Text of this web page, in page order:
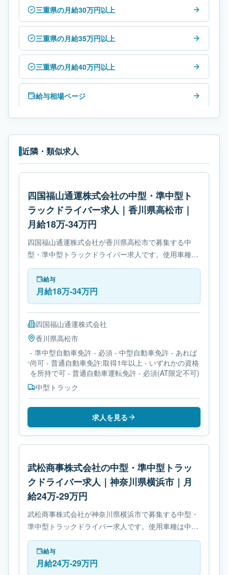
三重県の月給30万円以上
三重県の月給35万円以上
三重県の月給40万円以上
給与相場ページ
近隣・類似求人
四国福山通運株式会社の中型・準中型ト
ラックドライバー求人｜香川県高松市｜
月給18万-34万円
四国福山通運株式会社が香川県高松市で募集する中
型・準中型トラックドライバー求人です。使用車種は
中型トラックです。勤務時間は- 変形労働時間制で
す。必要免許は- 準中型自動車免許です。
給与
月給18万-34万円
四国福山通運株式会社
香川県高松市
- 準中型自動車免許 - 必須 - 中型自動車免許 - あれば
尚可 - 普通自動車免許:取得1年以上 - いずれかの資格
を所持で可 - 普通自動車運転免許 - 必須(AT限定不可)
中型トラック
求人を見る
武松商事株式会社の中型・準中型トラッ
クドライバー求人｜神奈川県横浜市｜月
給24万-29万円
武松商事株式会社が神奈川県横浜市で募集する中型・
準中型トラックドライバー求人です。使用車種は中型
トラックです。勤務時間は- 変形労働時間制です。必
要免許は中型自動車免許です。
給与
月給24万-29万円